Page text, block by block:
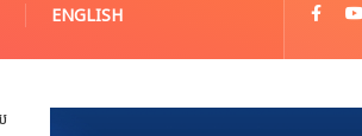
ENGLISH